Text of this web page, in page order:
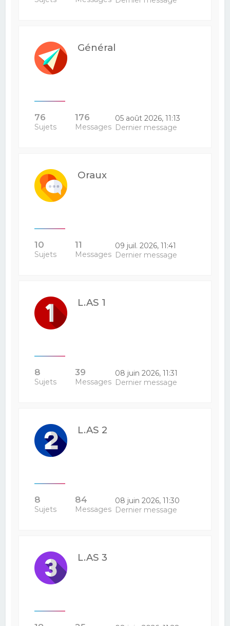
Général
76
Sujets
176
Messages
05 août 2026, 11:13
Dernier message
Oraux
10
Sujets
11
Messages
09 juil. 2026, 11:41
Dernier message
L.AS 1
8
Sujets
39
Messages
08 juin 2026, 11:31
Dernier message
L.AS 2
8
Sujets
84
Messages
08 juin 2026, 11:30
Dernier message
L.AS 3